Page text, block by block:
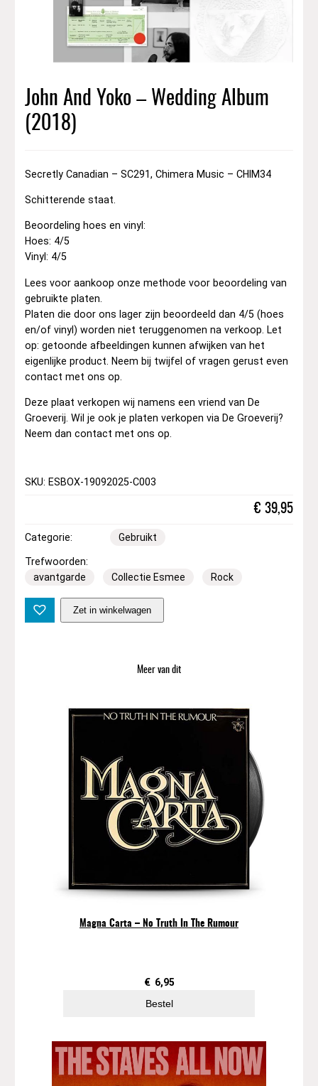
John And Yoko – Wedding Album
(2018)
Secretly Canadian – SC291, Chimera Music – CHIM34
Schitterende staat.
Beoordeling hoes en vinyl:
Hoes: 4/5
Vinyl: 4/5
Lees voor aankoop onze methode voor beoordeling van
gebruikte platen.
Platen die door ons lager zijn beoordeeld dan 4/5 (hoes
en/of vinyl) worden niet teruggenomen na verkoop. Let
op: getoonde afbeeldingen kunnen afwijken van het
eigenlijke product. Neem bij twijfel of vragen gerust even
contact met ons op.
Deze plaat verkopen wij namens een vriend van De
Groeverij. Wil je ook je platen verkopen via De Groeverij?
Neem dan contact met ons op.
SKU: ESBOX-19092025-C003
€ 39,95
Categorie: Gebruikt
Trefwoorden:
avantgarde
Collectie Esmee Rock
o
A
Y
–
W
e
d
d
g
(
8
)
a
Zet in winkelwagen
Meer van dit
Magna Carta – No Truth In The Rumour
€ 6,95
Bestel